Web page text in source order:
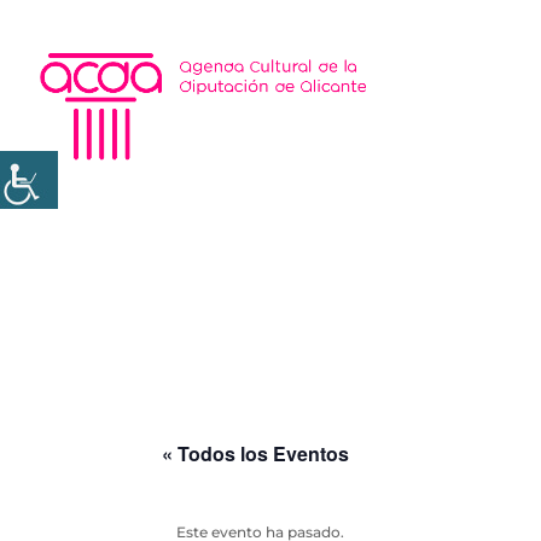
« Todos los Eventos
Este evento ha pasado.